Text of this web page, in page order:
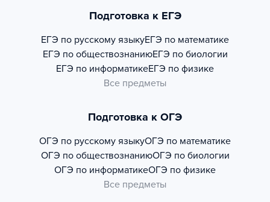
Подготовка к ЕГЭ
ЕГЭ по русскому языкуЕГЭ по математике
ЕГЭ по обществознаниюЕГЭ по биологии
ЕГЭ по информатикеЕГЭ по физике
Все предметы
Подготовка к ОГЭ
ОГЭ по русскому языкуОГЭ по математике
ОГЭ по обществознаниюОГЭ по биологии
ОГЭ по информатикеОГЭ по физике
Все предметы